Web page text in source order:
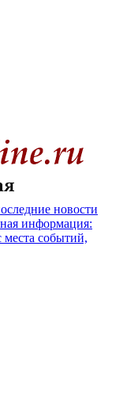
новости
информация:
событий,